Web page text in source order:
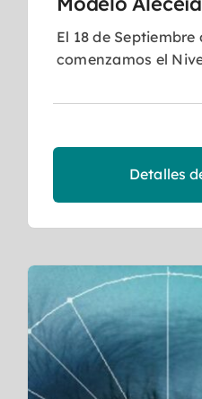
El 18 de Septiembre
Detalles